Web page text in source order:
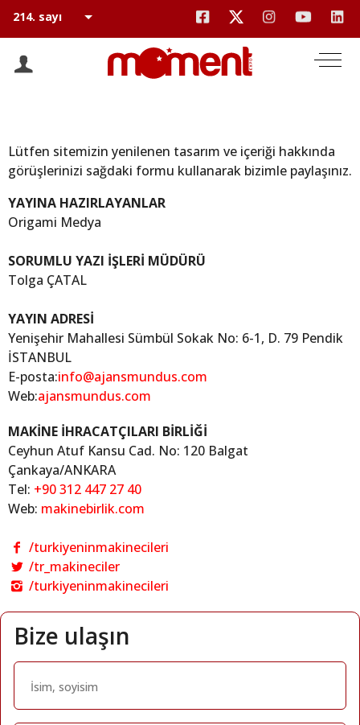
Lütfen sitemizin yenilenen tasarım ve içeriği hakkında
görüşlerinizi sağdaki formu kullanarak bizimle paylaşınız.
YAYINA HAZIRLAYANLAR
Origami Medya
SORUMLU YAZI İŞLERİ MÜDÜRÜ
Tolga ÇATAL
YAYIN ADRESİ
Yenişehir Mahallesi Sümbül Sokak No: 6-1, D. 79 Pendik
İSTANBUL
E-posta:info@ajansmundus.com
Web:ajansmundus.com
MAKİNE İHRACATÇILARI BİRLİĞİ
Ceyhun Atuf Kansu Cad. No: 120 Balgat
Çankaya/ANKARA
Tel: +90 312 447 27 40
Web: makinebirlik.com
/turkiyeninmakinecileri
/tr_makineciler
/turkiyeninmakinecileri
Bize ulaşın